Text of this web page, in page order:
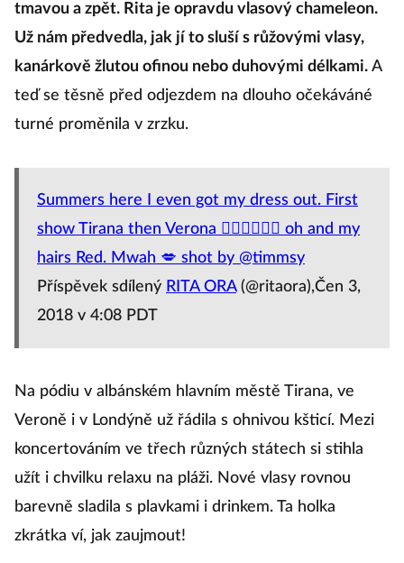
tmavou a zpět. Rita je opravdu vlasový chameleon.
Už nám předvedla, jak jí to sluší s růžovými vlasy,
kanárkově žlutou ofinou nebo duhovými délkami. A
teď se těsně před odjezdem na dlouho očekáváné
turné proměnila v zrzku.
Summers here I even got my dress out. First
show Tirana then Verona 🙆🏼‍♀️💁🏼‍♀️ oh and my
hairs Red. Mwah 💋 shot by @timmsy
Příspěvek sdílený RITA ORA(@ritaora),Čen 3,
2018 v 4:08 PDT
Na pódiu v albánském hlavním městě Tirana, ve
Veroně i v Londýně už řádila s ohnivou kšticí. Mezi
koncertováním ve třech různých státech si stihla
užít i chvilku relaxu na pláži. Nové vlasy rovnou
barevně sladila s plavkami i drinkem. Ta holka
zkrátka ví, jak zaujmout!